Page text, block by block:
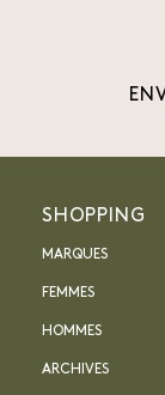
SHOPPING
MARQUES
FEMMES
HOMMES
ARCHIVES